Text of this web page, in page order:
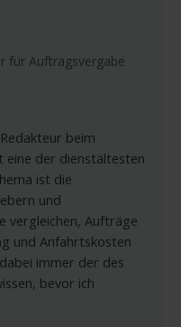
für Auftragsvergabe
beim
eine der dienstältesten
ist die
und
vergleichen, Aufträge
und Anfahrtskosten
immer der des
bevor ich